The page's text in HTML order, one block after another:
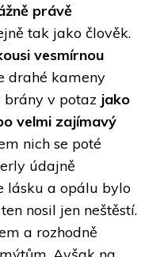
právě
tak jako člověk.
vesmírnou
drahé kameny
v potaz jako
velmi zajímavý
nich se poté
údajně
lásku a opálu bylo
nosil jen neštěstí.
a rozhodně